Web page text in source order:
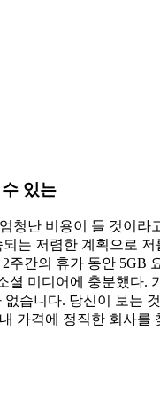
있는
청난 비용이 들 것이라
되는 저렴한 계획으로
주간의 휴가 동안 5GB
셜 미디어에 충분했다.
없습니다. 당신이 보는
가격에 정직한 회사를